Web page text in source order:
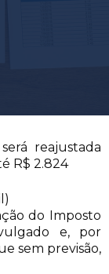
reajustada
R$ 2.824
do Imposto
e, por
sem previsão,